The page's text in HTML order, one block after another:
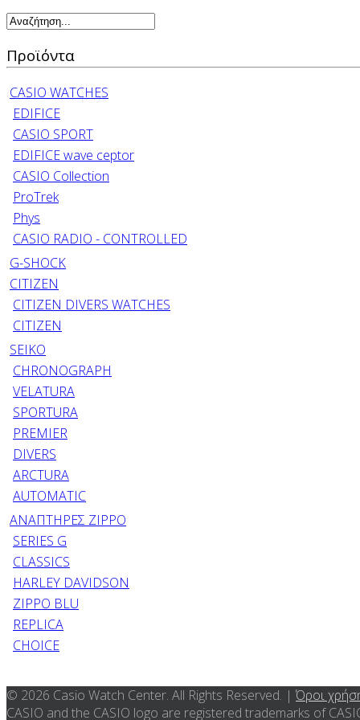
Cart is Empty
Προϊόντα
CASIO WATCHES
EDIFICE
CASIO SPORT
EDIFICE wave ceptor
CASIO Collection
ProTrek
Phys
CASIO RADIO - CONTROLLED
G-SHOCK
CITIZEN
CITIZEN DIVERS WATCHES
CITIZEN
SEIKO
CHRONOGRAPH
VELATURA
SPORTURA
PREMIER
DIVERS
ARCTURA
AUTOMATIC
ΑΝΑΠΤΗΡΕΣ ZIPPO
SERIES G
CLASSICS
HARLEY DAVIDSON
ZIPPO BLU
REPLICA
CHOICE
© 2026 Casio Watch Center. All Rights Reserved. | Όροι
CASIO and the CASIO logo are registered trademarks of